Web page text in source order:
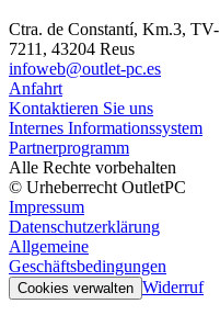
Ctra. de Constantí, Km.3, TV-
7211, 43204 Reus
infoweb@outlet-pc.es
Anfahrt
Kontaktieren Sie uns
Internes Informationssystem
Partnerprogramm
Alle Rechte vorbehalten
© Urheberrecht OutletPC
Impressum
Datenschutzerklärung
Allgemeine
Geschäftsbedingungen
Cookies verwalten Widerruf